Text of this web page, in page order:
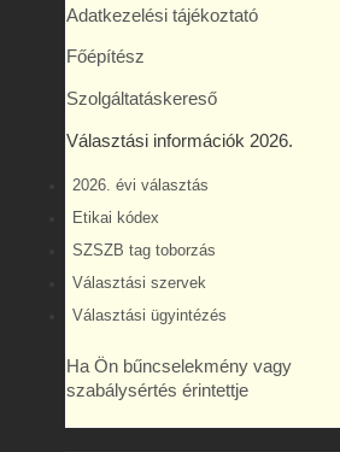
Adatkezelési tájékoztató
Főépítész
Szolgáltatáskereső
Választási információk 2026.
2026. évi választás
Etikai kódex
SZSZB tag toborzás
Választási szervek
Választási ügyintézés
Ha Ön bűncselekmény vagy
szabálysértés érintettje